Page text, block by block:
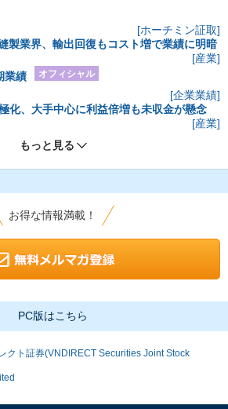
[ホーチミン証取]
製業界、輸出回復もコスト増で業績に明暗
[産業]
業績
オフィシャル
[企業業績]
化、大手中心に利益倍増も未収金が懸念
[産業]
もっと見る
お得な情報満載！
PC版はこちら
クト証券(VNDIRECT Securities Joint Stock